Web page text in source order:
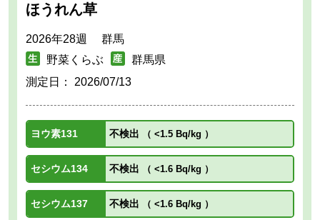
ほうれん草
2026年28週 群馬
野菜くらぶ
群馬県
測定日： 2026/07/13
ヨウ素131 不検出 （ <1.5 Bq/kg ）
セシウム134 不検出 （ <1.6 Bq/kg ）
セシウム137 不検出 （ <1.6 Bq/kg ）